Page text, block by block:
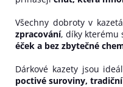
Všechny dobroty v
zpracování, díky kterému
éček a bez zbytečné
Dárkové kazety jsou
poctivé suroviny,